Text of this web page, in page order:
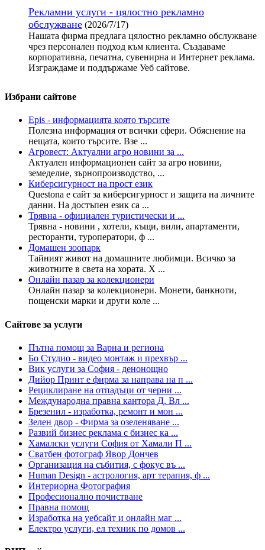
Рекламни услуги - цялостно рекламно
обслужване (2026/7/17)
Нашата фирма предлага цялостно рекламно обслужване
чрез персонален подход към клиента. Създаваме
корпоративна, печатна, сувенирна и Интернет реклама.
Изграждаме и поддържаме Уеб сайтове.
Избрани сайтове
Epis - информацията която търсите
Полезна информация от всички сфери. Обяснение на
нещата, които търсите. Взе ...
Агровест: Актуални агро новини за ...
Актуален информационен сайт за агро новини,
земеделие, зърнопроизводство, ...
Киберсигурност на прост език
Questona е сайт за киберсигурност и защита на личните
данни. На достъпен език са ...
Трявна - официален туристически и ...
Трявна - новини , хотели, къщи, вили, апартаменти,
ресторанти, туроператори, ф ...
Домашен зоопарк
Тайният живот на домашните любимци. Всичко за
животните в света на хората. Х ...
Онлайн пазар за колекционери
Онлайн пазар за колекционери. Монети, банкноти,
пощенски марки и други коле ...
Сайтове за услуги
Пътна помощ за Варна и региона
Бо Студио - видео монтаж и прехвър ...
Вик услуги за София - денонощно
Дийор Принт е фирмa за направа на п ...
Рециклиране на отпадъци от черни ...
Международна правна кантора Д. Вл ...
Брезенил - изработка, ремонт и мон ...
Зелен двор - Фирма за озеленяване ...
Развий бизнес реклама с бизнес ка ...
Хамалски услуги София от Хамали П ...
Сватбен фотограф Явор Дончев
Организация на събития, с фокус въ ...
Human Design - астрология, арт терапия, ф ...
Интериорна Фотография
Професионално почистване
Правна помощ
Изработка на уебсайт и онлайн маг ...
Електро услуги, ел техник по домов ...